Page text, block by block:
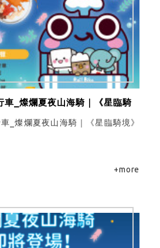
車_燦爛夏夜山海騎｜《星臨騎
_燦爛夏夜山海騎｜《星臨騎境》
+more